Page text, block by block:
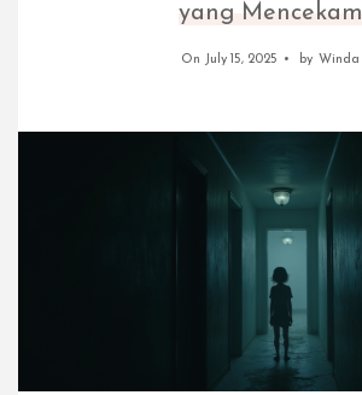
yang Mencekam
On July 15, 2025 by Winda